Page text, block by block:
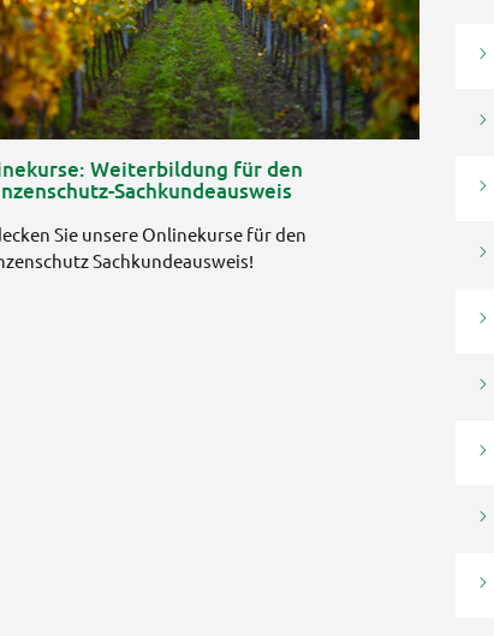
Weiterbildung für den
Sachkundeausweis
Sie unsere Onlinekurse für den
Sachkundeausweis!